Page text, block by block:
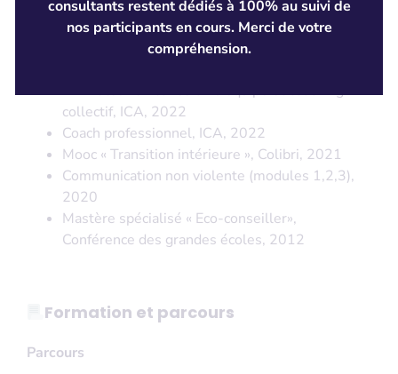
Certifications
Animateur en cohésion d’équipe et coaching
collectif, ICA, 2022
Coach professionnel, ICA, 2022
Mooc « Transition intérieure », Colibri, 2021
Communication non violente (modules 1,2,3),
2020
Mastère spécialisé « Eco-conseiller»,
Conférence des grandes écoles, 2012
Formation et parcours
Parcours
consultants restent dédiés à 100% au suivi de
nos participants en cours. Merci de votre
compréhension.